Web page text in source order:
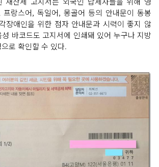
랑스어, 독일어, 몽골어 등의 안내문이 동봉
장애인을 위한 점자 안내문과 시력이 좋지 않
바코드도 고지서에 인쇄돼 있어 누구나 지방
로 확인할 수 있다.